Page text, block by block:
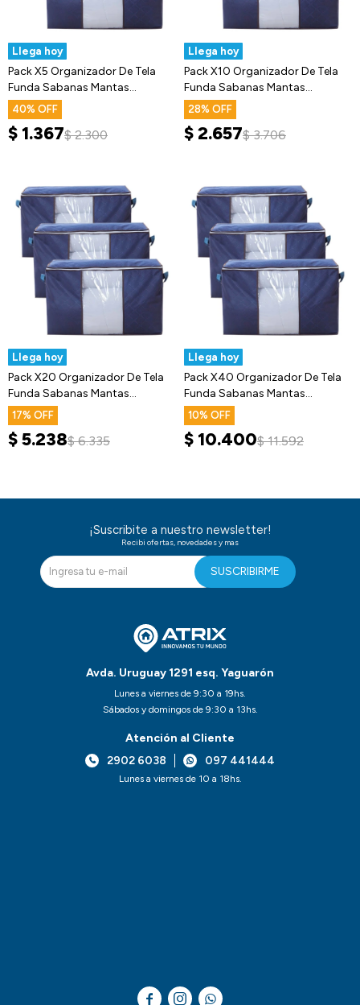
Llega hoy
Pack X5 Organizador De Tela
Funda Sabanas Mantas
Acolchados
40
$ 1.367$ 2.300
Llega hoy
Pack X10 Organizador De Tela
Funda Sabanas Mantas
Acolchados
28
$2.657$ 3.706
Llega hoy
Pack X20 Organizador De Tela
Funda Sabanas Mantas
Acolchados
17
$5.238$ 6.335
Llega hoy
Pack X40 Organizador De Tela
Funda Sabanas Mantas
Acolchados
10
$ 10.400$ 11.592
Avda. Uruguay 1291 esq. Yaguarón
Lunes a viernes de 9:30 a 19hs.
Sábados y domingos de 9:30 a 13hs.
Atención al Cliente
2902 6038
097 441444
Lunes a viernes de 10 a 18hs.
¡Suscribite a nuestro newsletter!
Recibi ofertas, novedades y mas
SUSCRIBIRME
  